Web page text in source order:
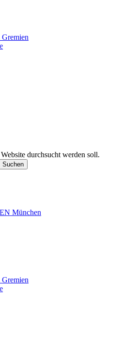
durchsucht werden soll.
Suchen